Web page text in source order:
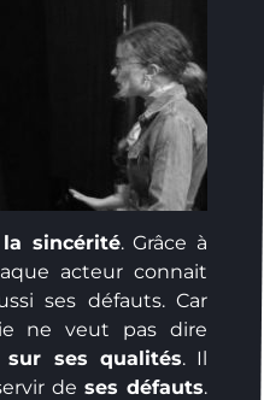
la sincérité. Grâce à
acteur connait
ses défauts. Car
ne veut pas dire
sur ses qualités. Il
de ses défauts.